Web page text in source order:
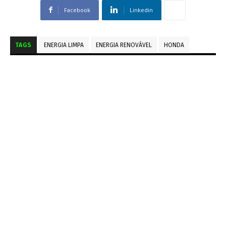
Facebook Linkedin
TAGS ENERGIA LIMPA ENERGIA RENOVÁVEL HONDA